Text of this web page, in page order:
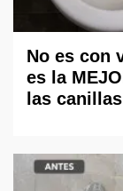
No es con
es la
las